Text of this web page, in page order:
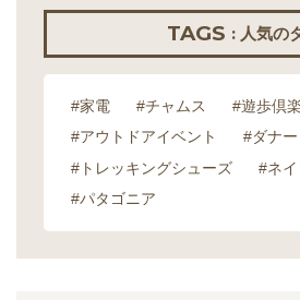
TAGS : 人気の
#家電 #チャムス #遊歩倶
#アウトドアイベント
#ダナー
#トレッキングシューズ
#ネ
#パタゴニア